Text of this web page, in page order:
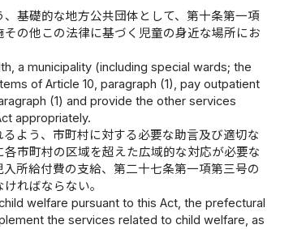
基礎的な地方公共団体として、第十条第一項
の他この法律に基づく児童の身近な場所にお
a municipality (including special wards; the
of Article 10, paragraph (1), pay outpatient
(1) and provide the other services
appropriately.
よう、市町村に対する必要な助言及び適切な
市町村の区域を超えた広域的な対応が必要な
所給付費の支給、第二十七条第一項第三号の
ればならない。
welfare pursuant to this Act, the prefectural
the services related to child welfare, as